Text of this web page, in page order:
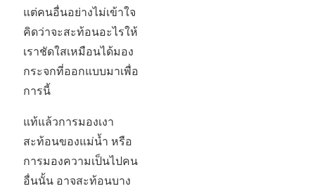
แต่คนอื่นอย่างไม่เข้าใจ
คิดว่าจะสะท้อนอะไรให้
เราชัดใสเหมือนได้มอง
กระจกที่ออกแบบมาเพื่อ
การนี้
แท้แล้วการมองเงา
สะท้อนของแม่น้ำ หรือ
การมองความเป็นไปคน
อื่นนั้น อาจสะท้อนบาง